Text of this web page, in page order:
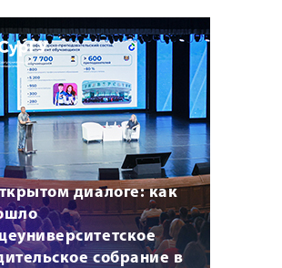
диалоге: как
собрание в